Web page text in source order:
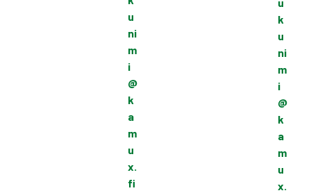
u
ni
m
i
@
k
a
m
u
x.
fi
k
u
ni
m
i
@
k
a
m
u
x.